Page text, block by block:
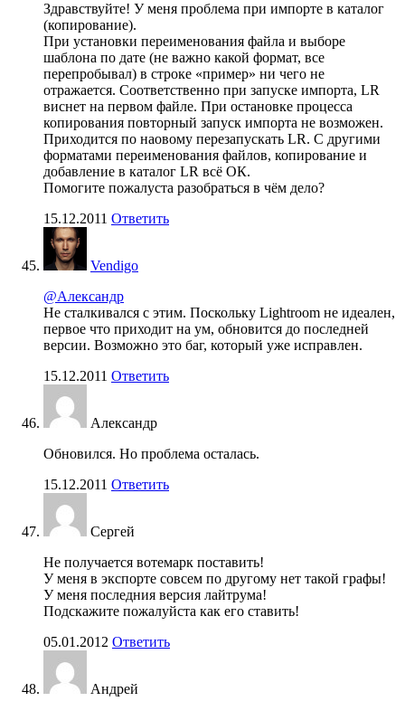
Здравствуйте! У меня проблема при импорте в каталог
(копирование).
При установки переименования файла и выборе
шаблона по дате (не важно какой формат, все
перепробывал) в строке «пример» ни чего не
отражается. Соответственно при запуске импорта, LR
виснет на первом файле. При остановке процесса
копирования повторный запуск импорта не возможен.
Приходится по наовому перезапускать LR. С другими
форматами переименования файлов, копирование и
добавление в каталог LR всё ОК.
Помогите пожалуста разобраться в чём дело?
15.12.2011 Ответить
Vendigo
@Александр
Не сталкивался с этим. Поскольку Lightroom не идеален,
первое что приходит на ум, обновится до последней
версии. Возможно это баг, который уже исправлен.
15.12.2011 Ответить
Александр
Обновился. Но проблема осталась.
15.12.2011 Ответить
Сергей
Не получается вотемарк поставить!
У меня в экспорте совсем по другому нет такой графы!
У меня последния версия лайтрума!
Подскажите пожалуйста как его ставить!
05.01.2012 Ответить
Андрей